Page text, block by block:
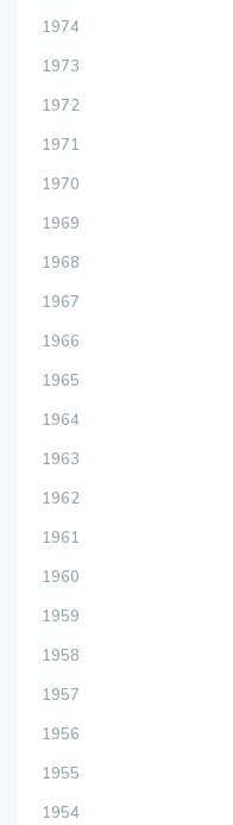
1974
1973
1972
1971
1970
1969
1968
1967
1966
1965
1964
1963
1962
1961
1960
1959
1958
1957
1956
1955
1954